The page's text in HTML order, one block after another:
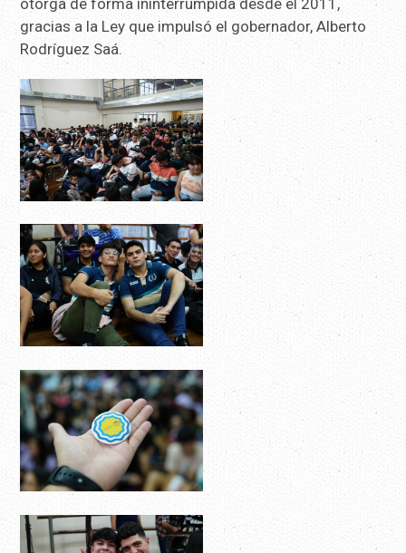
otorga de forma ininterrumpida desde el 2011,
gracias a la Ley que impulsó el gobernador, Alberto
Rodríguez Saá.